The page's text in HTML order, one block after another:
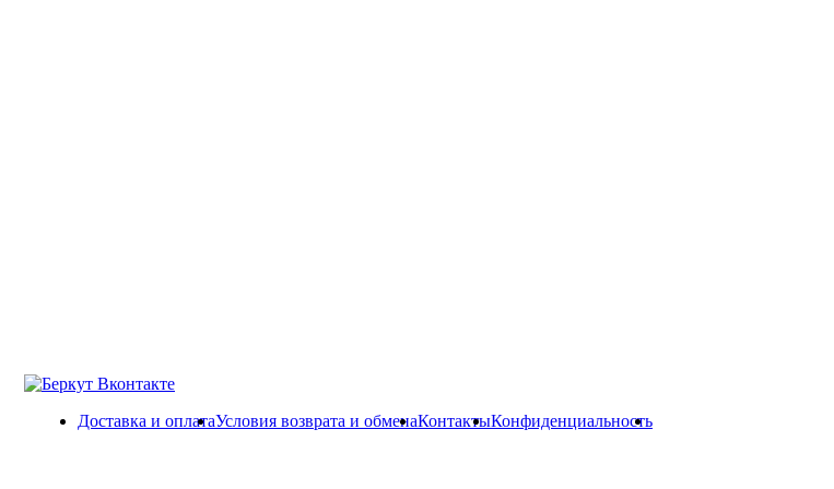
Доставка и оплатаУсловия возврата и обменаКонтактыКонфиденциальность